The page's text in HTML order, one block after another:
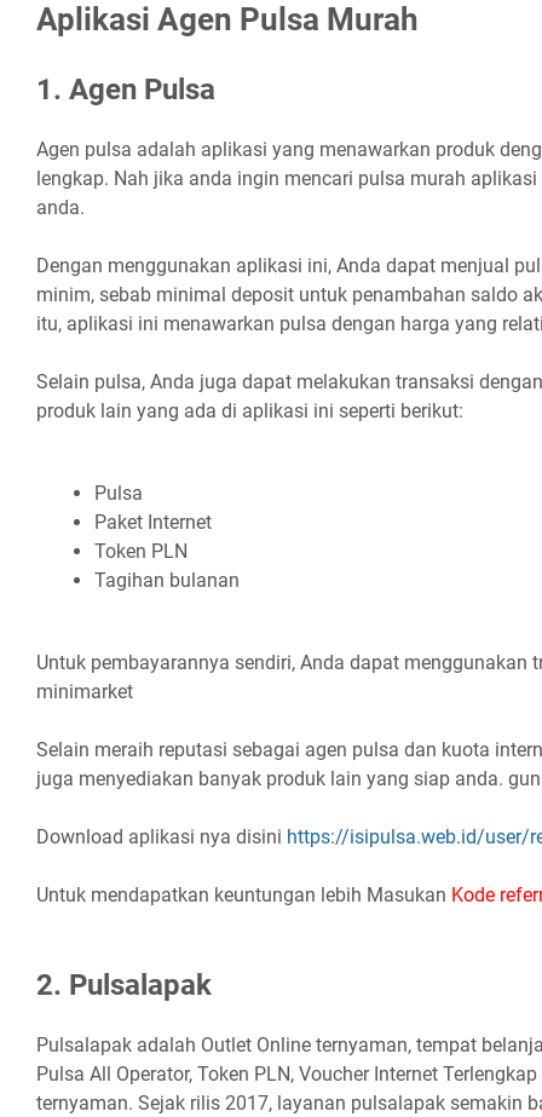
Aplikasi Agen Pulsa Murah
1. Agen Pulsa
Agen pulsa adalah aplikasi yang menawarkan produk
lengkap. Nah jika anda ingin mencari pulsa murah
anda.
Dengan menggunakan aplikasi ini, Anda dapat menjual
minim, sebab minimal deposit untuk penambahan saldo
itu, aplikasi ini menawarkan pulsa dengan harga yang
Selain pulsa, Anda juga dapat melakukan transaksi
produk lain yang ada di aplikasi ini seperti berikut:
Pulsa
Paket Internet
Token PLN
Tagihan bulanan
Untuk pembayarannya sendiri, Anda dapat menggunakan
minimarket
Selain meraih reputasi sebagai agen pulsa dan kuota
juga menyediakan banyak produk lain yang siap anda.
Download aplikasi nya disini https://isipulsa.web.id/user/
Untuk mendapatkan keuntungan lebih Masukan Kode
2. Pulsalapak
Pulsalapak adalah Outlet Online ternyaman, tempat
Pulsa All Operator, Token PLN, Voucher Internet
ternyaman. Sejak rilis 2017, layanan pulsalapak semakin